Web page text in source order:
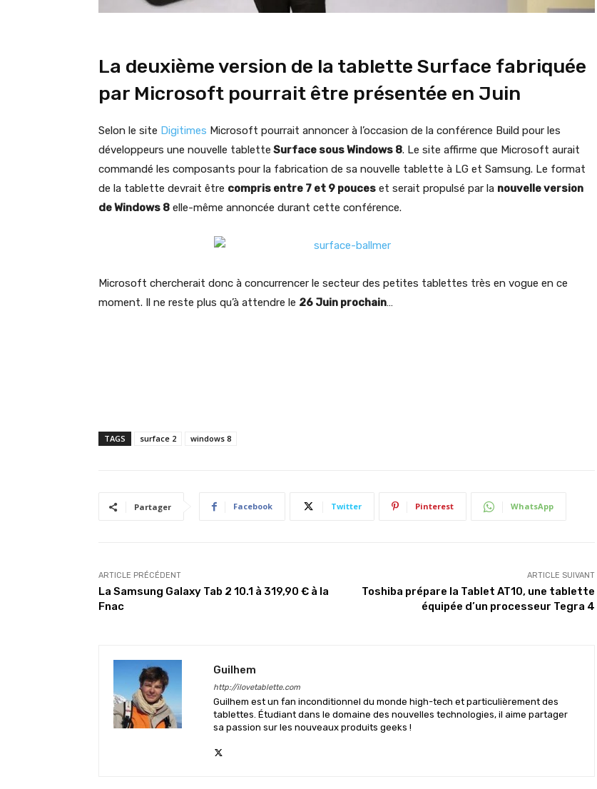
La deuxième version de la tablette Surface fabriquée
par Microsoft pourrait être présentée en Juin
Selon le site Digitimes Microsoft pourrait annoncer à l’occasion de la conférence Build pour les
développeurs une nouvelle tablette Surface sous Windows 8. Le site affirme que Microsoft aurait
commandé les composants pour la fabrication de sa nouvelle tablette à LG et Samsung. Le format
de la tablette devrait être compris entre 7 et 9 pouces et serait propulsé par la nouvelle version
de Windows 8 elle-même annoncée durant cette conférence.
Microsoft chercherait donc à concurrencer le secteur des petites tablettes très en vogue en ce
moment. Il ne reste plus qu’à attendre le 26 Juin prochain…
TAGS surface 2 windows 8
Partager Facebook Twitter Pinterest WhatsApp
ARTICLE PRÉCÉDENT
La Samsung Galaxy Tab 2 10.1 à 319,90 € à la
Fnac
ARTICLE SUIVANT
Toshiba prépare la Tablet AT10, une tablette
équipée d’un processeur Tegra 4
Guilhem
http://ilovetablette.com
Guilhem est un fan inconditionnel du monde high-tech et particulièrement des
tablettes. Étudiant dans le domaine des nouvelles technologies, il aime partager
sa passion sur les nouveaux produits geeks !